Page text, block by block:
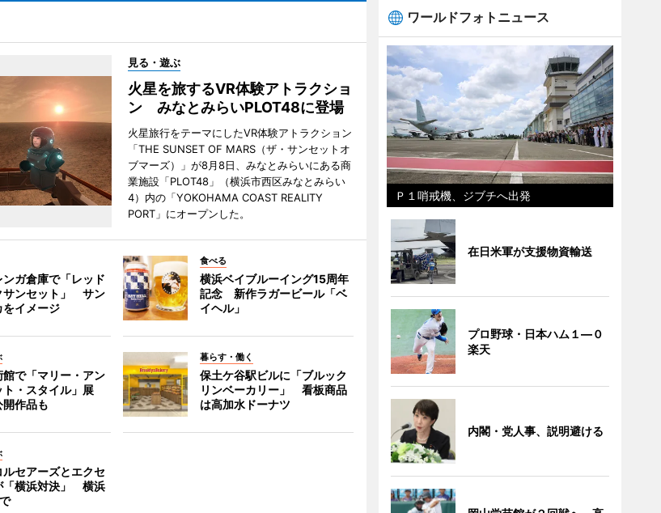
見る・遊ぶ
火星を旅するVR体験アトラクショ
ン みなとみらいPLOT48に登場
火星旅行をテーマにしたVR体験アトラクション
「THE SUNSET OF MARS（ザ・サンセットオ
ブマーズ）」が8月8日、みなとみらいにある商
業施設「PLOT48」（横浜市西区みなとみらい
4）内の「YOKOHAMA COAST REALITY
PORT」にオープンした。
ガ倉庫で「レッド
サンセット」 サン
をイメージ
食べる
横浜ベイブルーイング15周年
記念 新作ラガービール「ベ
イヘル」
館で「マリー・アン
ト・スタイル」展
作品も
暮らす・働く
保土ケ谷駅ビルに「ブルック
リンベーカリー」 看板商品
は高加水ドーナツ
ルセアーズとエクセ
「横浜対決」 横浜
ワールドフォトニュース
Ｐ１哨戒機、ジブチへ出発
在日米軍が支援物資輸送
プロ野球・日本ハム１―０
楽天
内閣・党人事、説明避ける